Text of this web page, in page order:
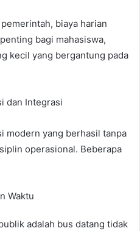
biaya harian
bagi mahasiswa,
kecil yang bergantung pada
dan Integrasi
modern yang berhasil tanpa
operasional. Beberapa
Waktu
adalah bus datang tidak